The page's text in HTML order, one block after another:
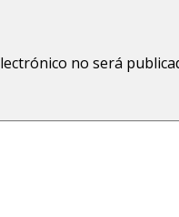
no será